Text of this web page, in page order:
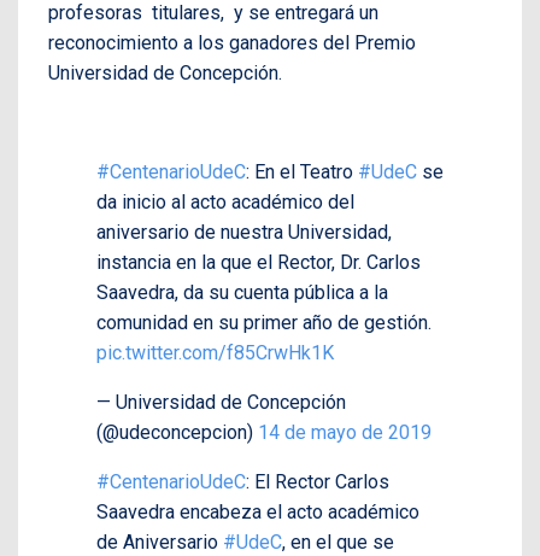
profesoras titulares, y se entregará un
reconocimiento a los ganadores del Premio
Universidad de Concepción.
#CentenarioUdeC: En el Teatro #UdeC se
da inicio al acto académico del
aniversario de nuestra Universidad,
instancia en la que el Rector, Dr. Carlos
Saavedra, da su cuenta pública a la
comunidad en su primer año de gestión.
pic.twitter.com/f85CrwHk1K
— Universidad de Concepción
(@udeconcepcion) 14 de mayo de 2019
#CentenarioUdeC: El Rector Carlos
Saavedra encabeza el acto académico
de Aniversario #UdeC, en el que se